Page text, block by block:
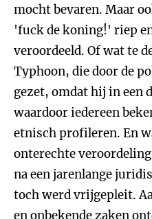
mocht bevaren. Maar
'fuck de koning!' riep
veroordeeld. Of wat te
Typhoon, die door de
gezet, omdat hij in een
waardoor iedereen
etnisch profileren. En
onterechte
na een jarenlange
toch werd vrijgepleit.
en onbekende zaken